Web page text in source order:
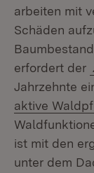
arbeiten mit
Schäden
erfordert der
Jahrzehnte
aktive
ist mit den
unter dem